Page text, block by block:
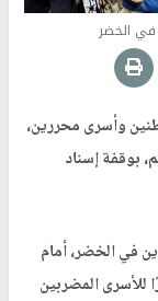
الخضر
وأسرى محررين،
بوقفة إسناد
في الخضر، أمام
للأسرى المضربين